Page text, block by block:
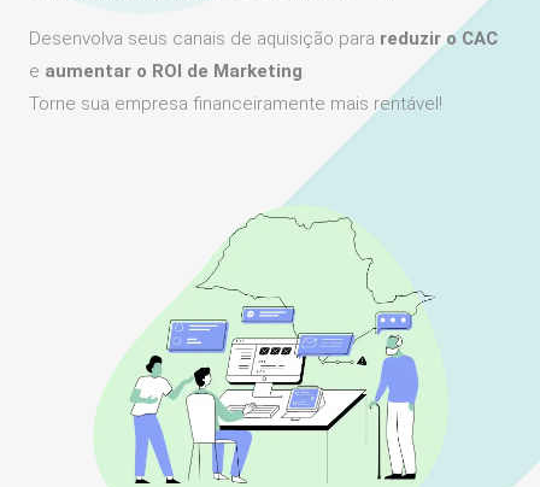
Desenvolva seus canais de aquisição para reduzir o CAC
e aumentar o ROI de Marketing.
Torne sua empresa financeiramente mais rentável!